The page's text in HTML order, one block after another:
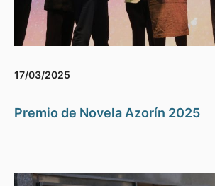
17/03/2025
Premio de Novela Azorín 2025